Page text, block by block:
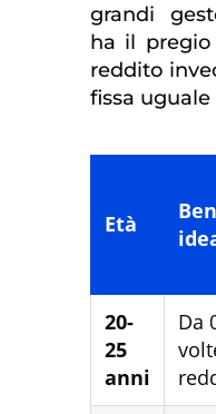
grandi
ha il
reddito
fissa
Età
20-
25
anni
Da